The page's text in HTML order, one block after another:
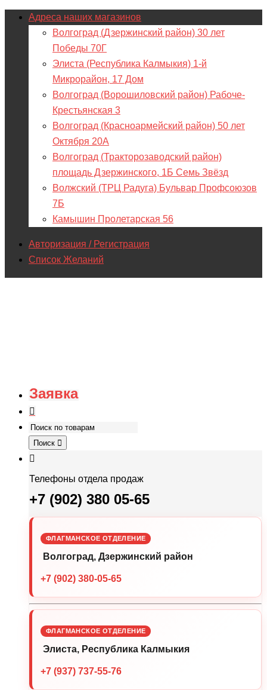
Адреса наших магазинов
Волгоград (Дзержинский район) 30 лет
Победы 70Г
Элиста (Республика Калмыкия) 1-й
Микрорайон, 17 Дом
Волгоград (Ворошиловский район) Рабоче-
Крестьянская 3
Волгоград (Красноармейский район) 50 лет
Октября 20А
Волгоград (Тракторозаводский район)
площадь Дзержинского, 1Б Семь Звёзд
Волжский (ТРЦ Радуга) Бульвар Профсоюзов
7Б
Камышин Пролетарская 56
Авторизация / Регистрация
Список Желаний
Заявка
Поиск
Телефоны отдела продаж
+7 (902) 380 05-65
ФЛАГМАНСКОЕ ОТДЕЛЕНИЕ
Волгоград, Дзержинский район
+7 (902) 380-05-65
ФЛАГМАНСКОЕ ОТДЕЛЕНИЕ
Элиста, Республика Калмыкия
+7 (937) 737-55-76